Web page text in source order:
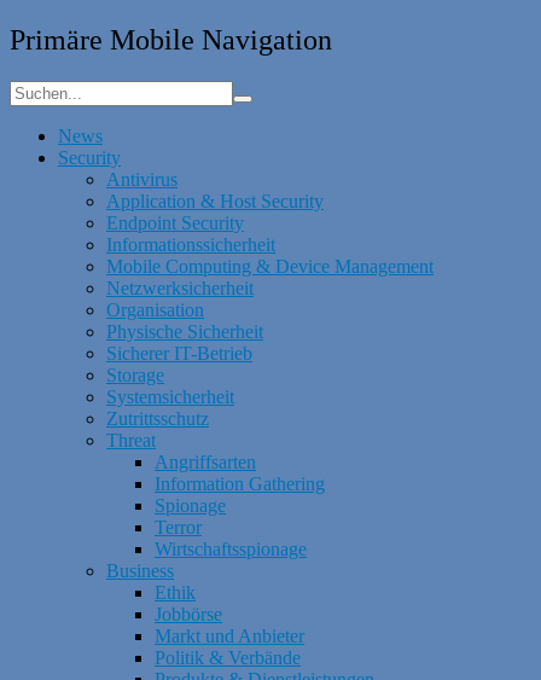
Primäre Mobile Navigation
News
Security
Antivirus
Application & Host Security
Endpoint Security
Informationssicherheit
Mobile Computing & Device Management
Netzwerksicherheit
Organisation
Physische Sicherheit
Sicherer IT-Betrieb
Storage
Systemsicherheit
Zutrittsschutz
Threat
Angriffsarten
Information Gathering
Spionage
Terror
Wirtschaftsspionage
Business
Ethik
Jobbörse
Markt und Anbieter
Politik & Verbände